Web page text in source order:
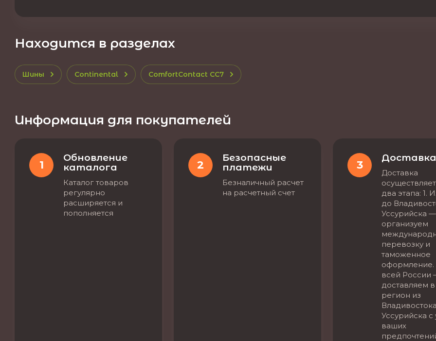
Находится в разделах
Шины Continental ComfortContact CC7
Информация для покупателей
1
Обновление
каталога
Каталог товаров
регулярно
расширяется и
пополняется
2
Безопасные
платежи
Безналичный расчет
на расчетный счет
3
Доставка
Доставка
два этапа: 1.
до
Уссурийска —
организуем
перевозку и
таможенное
оформление.
всей России
доставляем
регион из
Уссурийска с
ваших